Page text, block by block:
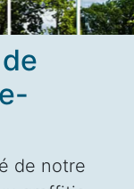
de notre